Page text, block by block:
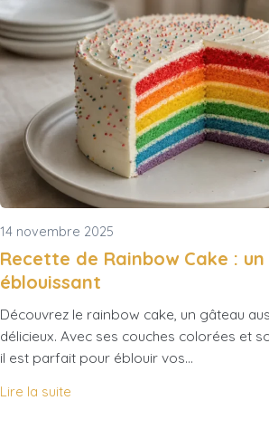
14 novembre 2025
Recette de Rainbow Cake :
éblouissant
Découvrez le rainbow cake, un gâteau
délicieux. Avec ses couches colorées et
il est parfait pour éblouir vos…
Lire la suite